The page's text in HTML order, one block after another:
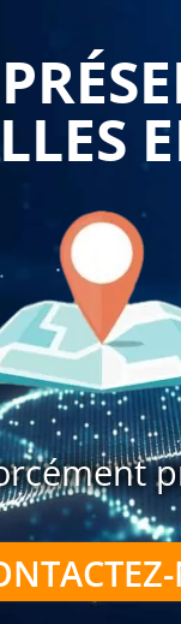
d'utilisation
de maîtriser les
des
l'évolution de la
la facturation pour
de la trésorerie,
de
avec les
les directeurs et
de la
facturation.